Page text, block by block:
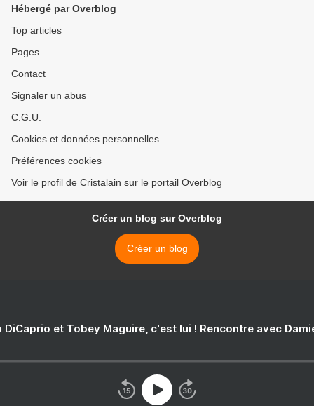
Hébergé par Overblog
Top articles
Pages
Contact
Signaler un abus
C.G.U.
Cookies et données personnelles
Préférences cookies
Voir le profil de Cristalain sur le portail Overblog
Créer un blog sur Overblog
Créer un blog
DiCaprio et Tobey Maguire, c'est lui ! Rencontre avec